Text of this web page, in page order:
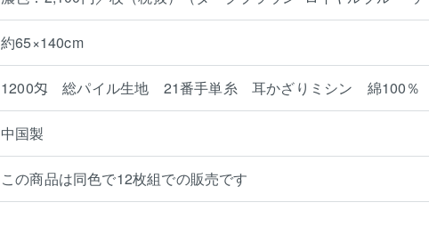
約65×140cm
1200匁 総パイル生地 21番手単糸 耳かざりミシン 綿100％
中国製
この商品は同色で12枚組での販売です